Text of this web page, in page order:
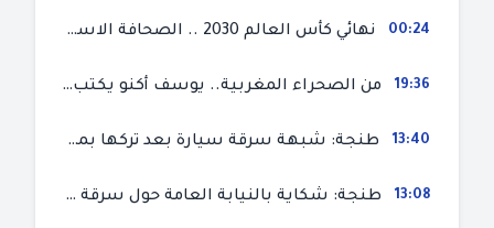
00:24 نهائي كأس العالم 2030 .. الصحافة الاسبانية قلقة من حسم الملف لصالح المغرب و”تتهم رئيس الفيفا”
19:36 من الصحراء المغربية.. يوسف أكنو يكتب عن أزمة سبتة المحتلة ويؤكد ان الهجرة السرية ليست حلا وبناء الوطن هو الخيار الأفضل
13:40 طنجة: شبهة سرقة سيارة بعد تركها بمحل ميكانيك للإصلاح
13:08 طنجة: شكاية بالنيابة العامة حول سرقة سيارة تركها صاحبها بمحل ميكانيك للإصلاح